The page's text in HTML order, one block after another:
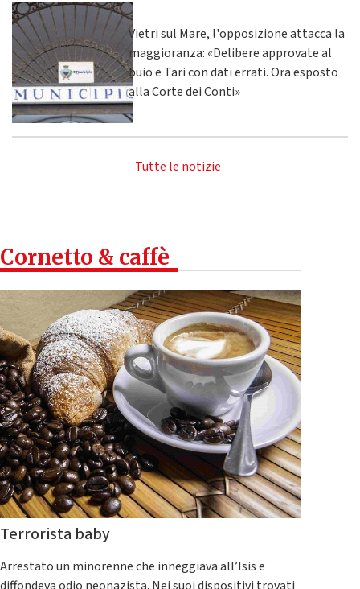
Vietri sul Mare, l'opposizione attacca la
maggioranza: «Delibere approvate al
buio e Tari con dati errati. Ora esposto
alla Corte dei Conti»
Tutte le notizie
Cornetto & caffè
Terrorista baby
Arrestato un minorenne che inneggiava all’Isis e